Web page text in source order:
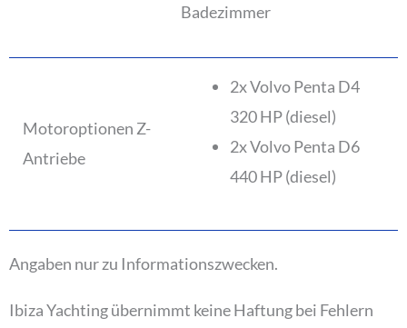
Badezimmer
Motoroptionen Z-
Antriebe
2x Volvo Penta D4
320 HP (diesel)
2x Volvo Penta D6
440 HP (diesel)
Angaben nur zu Informationszwecken.
Ibiza Yachting übernimmt keine Haftung bei Fehlern